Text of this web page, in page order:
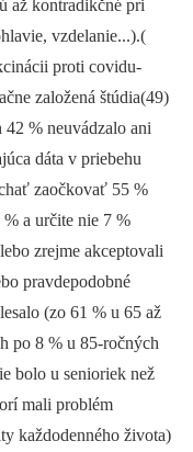
až kontradikčné pri
vzdelanie...).(
proti covidu-
založená štúdia(49)
% neuvádzalo ani
dáta v priebehu
zaočkovať 55 %
a určite nie 7 %
zrejme akceptovali
pravdepodobné
(zo 61 % u 65 až
po 8 % u 85-ročných
bolo u senioriek než
mali problém
každodenného života)